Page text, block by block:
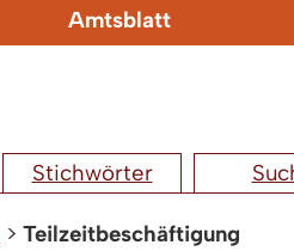
Amtsblatt
Stichwörter
> Teilzeitbeschäftigung